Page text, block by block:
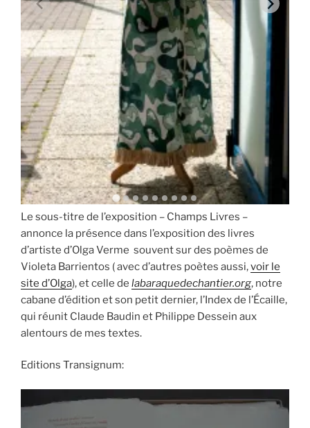
Le sous-titre de l’exposition – Champs Livres –
annonce la présence dans l’exposition des livres
d’artiste d’Olga Verme souvent sur des poèmes de
Violeta Barrientos ( avec d’autres poètes aussi,voir le
site d’Olga), et celle de labaraquedechantier.org, notre
cabane d’édition et son petit dernier, l’Index de l’Écaille,
qui réunit Claude Baudin et Philippe Dessein aux
alentours de mes textes.
Editions Transignum: